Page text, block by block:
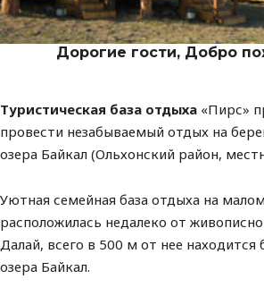
Дорогие гости, Добро
Туристическая база отдыха «Пирс»
провести незабываемый отдых на
озера Байкал (Ольхонский район,
Уютная семейная база отдыха на
расположилась недалеко от
Далай, всего в 500 м от нее находится
озера Байкал.